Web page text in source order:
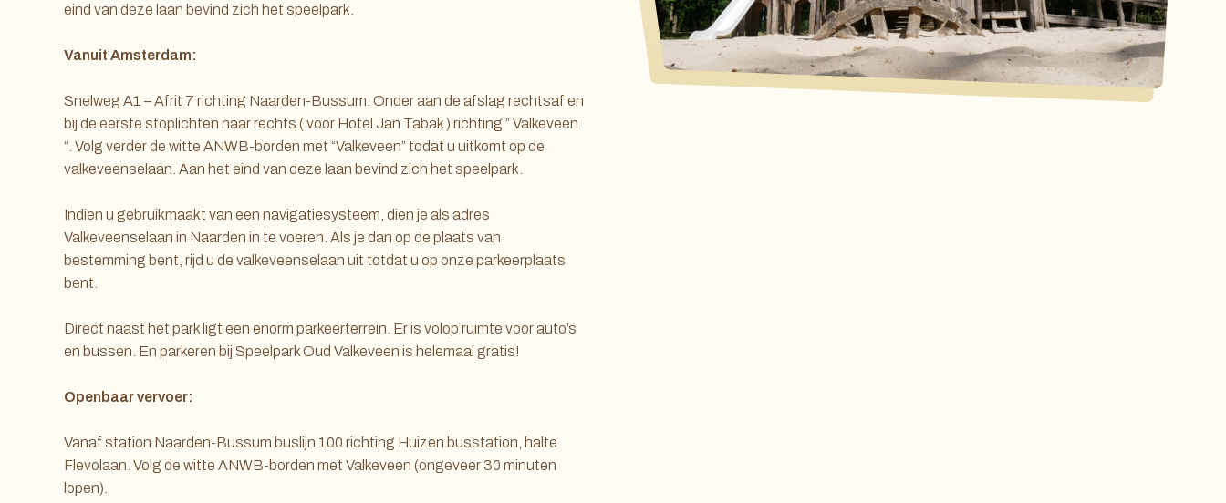
eind van deze laan bevind zich het speelpark.
Vanuit Amsterdam:
Snelweg A1 – Afrit 7 richting Naarden-Bussum. Onder aan de afslag rechtsaf en
bij de eerste stoplichten naar rechts ( voor Hotel Jan Tabak ) richting ” Valkeveen
“. Volg verder de witte ANWB-borden met “Valkeveen” todat u uitkomt op de
valkeveenselaan. Aan het eind van deze laan bevind zich het speelpark.
Indien u gebruikmaakt van een navigatiesysteem, dien je als adres
Valkeveenselaan in Naarden in te voeren. Als je dan op de plaats van
bestemming bent, rijd u de valkeveenselaan uit totdat u op onze parkeerplaats
bent.
Direct naast het park ligt een enorm parkeerterrein. Er is volop ruimte voor auto’s
en bussen. En parkeren bij Speelpark Oud Valkeveen is helemaal gratis!
Openbaar vervoer:
Vanaf station Naarden-Bussum buslijn 100 richting Huizen busstation, halte
Flevolaan. Volg de witte ANWB-borden met Valkeveen (ongeveer 30 minuten
lopen).